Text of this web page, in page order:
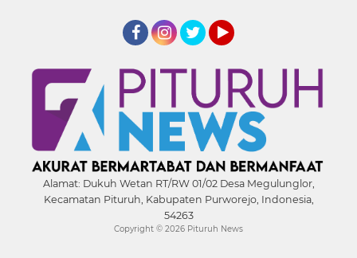
Alamat: Dukuh Wetan RT/RW 01/02 Desa Megulunglor,
Kecamatan Pituruh, Kabupaten Purworejo, Indonesia,
54263
Copyright © 2026 Pituruh News